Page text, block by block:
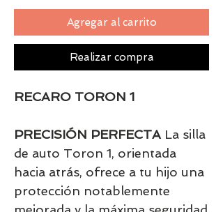
Agregar al carrito
Realizar compra
RECARO TORON 1
PRECISIÓN PERFECTA La silla
de auto Toron 1, orientada
hacia atrás, ofrece a tu hijo una
protección notablemente